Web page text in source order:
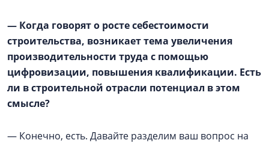
— Когда говорят о росте себестоимости
строительства, возникает тема увеличения
производительности труда с помощью
цифровизации, повышения квалификации. Есть
ли в строительной отрасли потенциал в этом
смысле?
— Конечно, есть. Давайте разделим ваш вопрос на